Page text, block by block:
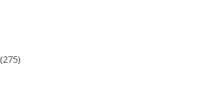
275